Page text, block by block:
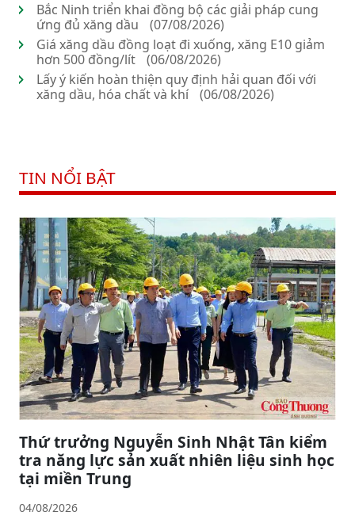
Bắc Ninh triển khai đồng bộ các giải pháp cung
ứng đủ xăng dầu
(07/08/2026)
Giá xăng dầu đồng loạt đi xuống, xăng E10 giảm
hơn 500 đồng/lít
(06/08/2026)
Lấy ý kiến hoàn thiện quy định hải quan đối với
xăng dầu, hóa chất và khí
(06/08/2026)
TIN NỔI BẬT
Thứ trưởng Nguyễn Sinh Nhật Tân kiểm
tra năng lực sản xuất nhiên liệu sinh học
tại miền Trung
04/08/2026